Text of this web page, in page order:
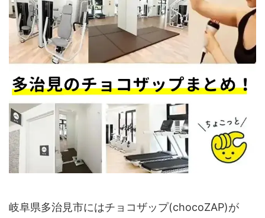
岐阜県多治見市にはチョコザップ(chocoZAP)が